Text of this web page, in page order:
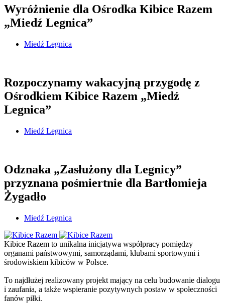
Wyróżnienie dla Ośrodka Kibice Razem
„Miedź Legnica”
Miedź Legnica
Rozpoczynamy wakacyjną przygodę z
Ośrodkiem Kibice Razem „Miedź
Legnica”
Miedź Legnica
Odznaka „Zasłużony dla Legnicy”
przyznana pośmiertnie dla Bartłomieja
Żygadło
Miedź Legnica
Kibice Razem to unikalna inicjatywa współpracy pomiędzy
organami państwowymi, samorządami, klubami sportowymi i
środowiskiem kibiców w Polsce.
To najdłużej realizowany projekt mający na celu budowanie dialogu
i zaufania, a także wspieranie pozytywnych postaw w społeczności
fanów piłki.